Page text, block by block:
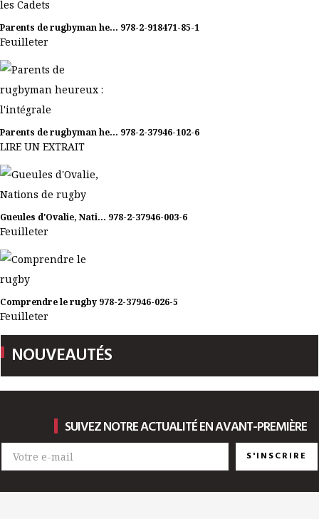
Parents de rugbyman he... 978-2-918471-85-1
Feuilleter
Parents de rugbyman he... 978-2-37946-102-6
LIRE UN EXTRAIT
Gueules d'Ovalie, Nati... 978-2-37946-003-6
Feuilleter
Comprendre le rugby 978-2-37946-026-5
Feuilleter
NOUVEAUTÉS
SUIVEZ NOTRE ACTUALITÉ EN AVANT-PREMIÈRE
S'INSCRIRE